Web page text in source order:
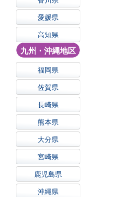
愛媛県
高知県
九州・沖縄地区
福岡県
佐賀県
長崎県
熊本県
大分県
宮崎県
鹿児島県
沖縄県